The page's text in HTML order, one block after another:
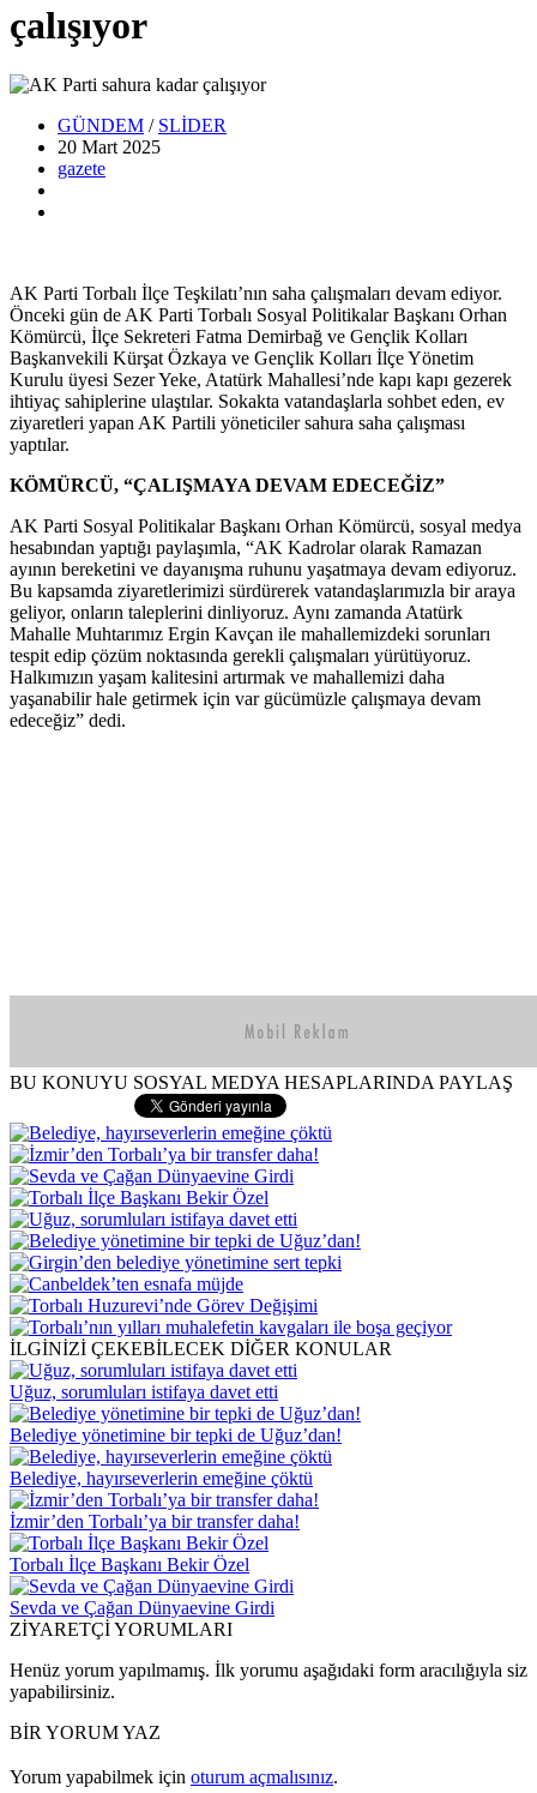
çalışıyor
GÜNDEM / SLİDER
20 Mart 2025
gazete
AK Parti Torbalı İlçe Teşkilatı’nın saha çalışmaları devam ediyor.
Önceki gün de AK Parti Torbalı Sosyal Politikalar Başkanı Orhan
Kömürcü, İlçe Sekreteri Fatma Demirbağ ve Gençlik Kolları
Başkanvekili Kürşat Özkaya ve Gençlik Kolları İlçe Yönetim
Kurulu üyesi Sezer Yeke, Atatürk Mahallesi’nde kapı kapı gezerek
ihtiyaç sahiplerine ulaştılar. Sokakta vatandaşlarla sohbet eden, ev
ziyaretleri yapan AK Partili yöneticiler sahura saha çalışması
yaptılar.
KÖMÜRCÜ, “ÇALIŞMAYA DEVAM EDECEĞİZ”
AK Parti Sosyal Politikalar Başkanı Orhan Kömürcü, sosyal medya
hesabından yaptığı paylaşımla, “AK Kadrolar olarak Ramazan
ayının bereketini ve dayanışma ruhunu yaşatmaya devam ediyoruz.
Bu kapsamda ziyaretlerimizi sürdürerek vatandaşlarımızla bir araya
geliyor, onların taleplerini dinliyoruz. Aynı zamanda Atatürk
Mahalle Muhtarımız Ergin Kavçan ile mahallemizdeki sorunları
tespit edip çözüm noktasında gerekli çalışmaları yürütüyoruz.
Halkımızın yaşam kalitesini artırmak ve mahallemizi daha
yaşanabilir hale getirmek için var gücümüzle çalışmaya devam
edeceğiz” dedi.
BU KONUYU SOSYAL MEDYA HESAPLARINDA PAYLAŞ
İLGİNİZİ ÇEKEBİLECEK DİĞER KONULAR
Uğuz, sorumluları istifaya davet etti
Belediye yönetimine bir tepki de Uğuz’dan!
Belediye, hayırseverlerin emeğine çöktü
İzmir’den Torbalı’ya bir transfer daha!
Torbalı İlçe Başkanı Bekir Özel
Sevda ve Çağan Dünyaevine Girdi
ZİYARETÇİ YORUMLARI
Henüz yorum yapılmamış. İlk yorumu aşağıdaki form aracılığıyla siz
yapabilirsiniz.
BİR YORUM YAZ
Yorum yapabilmek için oturum açmalısınız.